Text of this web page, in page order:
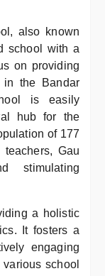
also known
school with a
on providing
in the Bandar
is easily
hub for the
of 177
Gau
stimulating
a holistic
It fosters a
engaging
school